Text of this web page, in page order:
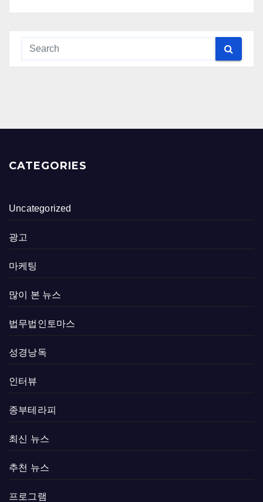
CATEGORIES
Uncategorized
광고
마케팅
많이 본 뉴스
법무법인토마스
성경낭독
인터뷰
종부테라피
최신 뉴스
추천 뉴스
프로그램